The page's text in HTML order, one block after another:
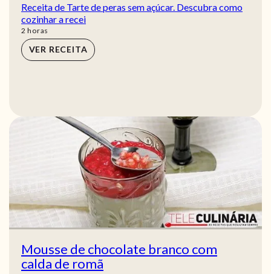
Receita de Tarte de peras sem açúcar. Descubra como
cozinhar a recei
2 horas
horas
VER RECEITA
Mousse de chocolate branco com
calda de romã